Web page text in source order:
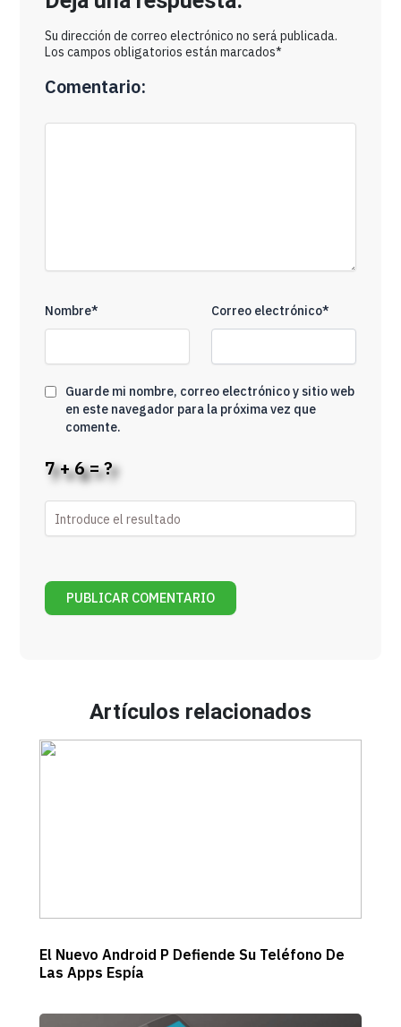
Su dirección de correo electrónico no será publicada.
Los campos obligatorios están marcados*
Comentario:
Nombre* Correo electrónico*
Guarde mi nombre, correo electrónico y sitio web
en este navegador para la próxima vez que
comente.
7 + 6 = ?
Artículos relacionados
El Nuevo Android P Defiende Su Teléfono De
Las Apps Espía